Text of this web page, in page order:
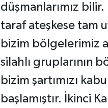
düşmanlarımız
taraf ateşkese tam
bizim bölgelerimiz
silahlı gruplarının
bizim şartımızı
başlamıştır. İkinci